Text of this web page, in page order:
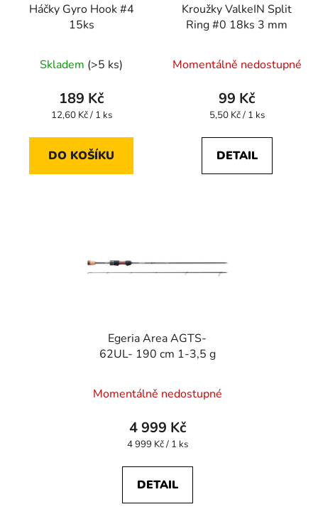
Háčky Gyro Hook #4
15ks
Skladem (>5 ks)
189 Kč
Měrná
12,60 Kč / 1 ks
DO KOŠÍKU
Kroužky ValkeIN Split
Ring #0 18ks 3 mm
Momentálně nedostupné
99 Kč
Měrná
5,50 Kč / 1 ks
DETAIL
Egeria Area AGTS-
62UL- 190 cm 1-3,5 g
Momentálně nedostupné
4 999 Kč
Měrná
4 999 Kč / 1 ks
DETAIL